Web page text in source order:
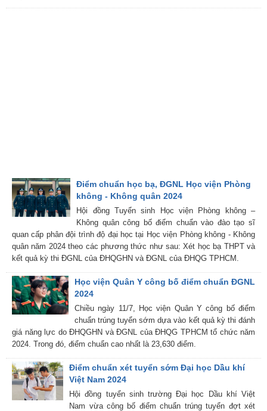
Điểm chuẩn học bạ, ĐGNL Học viện Phòng
không - Không quân 2024
Hội đồng Tuyển sinh Học viện Phòng không –
Không quân công bố điểm chuẩn vào đào tạo sĩ
quan cấp phân đội trình độ đại học tại Học viện Phòng không - Không
quân năm 2024 theo các phương thức như sau: Xét học bạ THPT và
kết quả kỳ thi ĐGNL của ĐHQGHN và ĐGNL của ĐHQG TPHCM.
Học viện Quân Y công bố điểm chuẩn ĐGNL
2024
Chiều ngày 11/7, Học viện Quân Y công bố điểm
chuẩn trúng tuyển sớm dựa vào kết quả kỳ thi đánh
giá năng lực do ĐHQGHN và ĐGNL của ĐHQG TPHCM tổ chức năm
2024. Trong đó, điểm chuẩn cao nhất là 23,630 điểm.
Điểm chuẩn xét tuyển sớm Đại học Dầu khí
Việt Nam 2024
Hội đồng tuyển sinh trường Đại học Dầu khí Việt
Nam vừa công bố điểm chuẩn trúng tuyển đợt xét